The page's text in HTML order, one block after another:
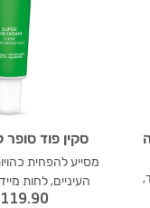
סקין פוד סופר
מסייע להפחית
העיניים, לחות
119.90